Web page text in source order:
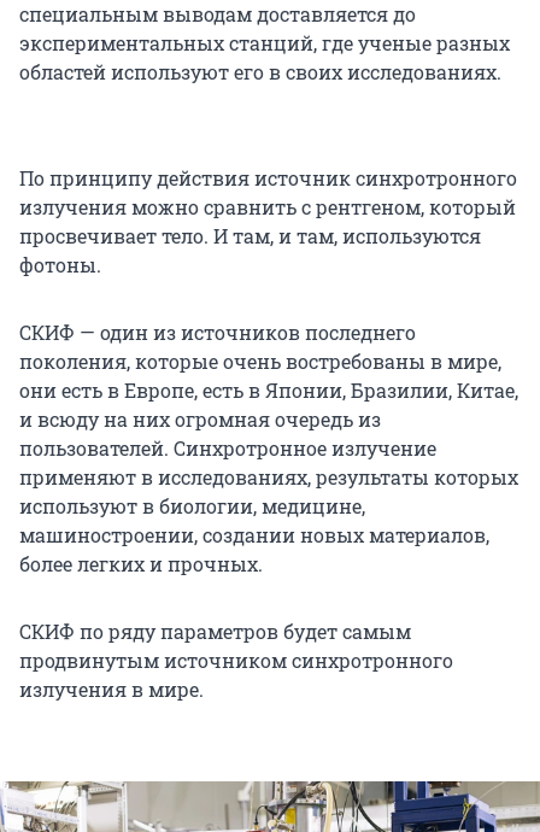
специальным выводам доставляется до
экспериментальных станций, где ученые разных
областей используют его в своих исследованиях.
По принципу действия источник синхротронного
излучения можно сравнить с рентгеном, который
просвечивает тело. И там, и там, используются
фотоны.
СКИФ — один из источников последнего
поколения, которые очень востребованы в мире,
они есть в Европе, есть в Японии, Бразилии, Китае,
и всюду на них огромная очередь из
пользователей. Синхротронное излучение
применяют в исследованиях, результаты которых
используют в биологии, медицине,
машиностроении, создании новых материалов,
более легких и прочных.
СКИФ по ряду параметров будет самым
продвинутым источником синхротронного
излучения в мире.